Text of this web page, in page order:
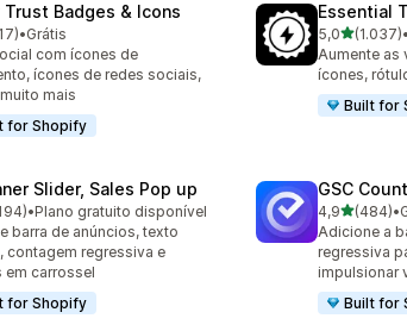
Trust Badges & Icons
estrelas
ao todo
•Grátis
com ícones de
ícones de redes sociais,
mais
for Shopify
Essential
5,0de 5(1.037)
1037 •
Aumente as
ícones,
Built for
Slider, Sales Pop up
estrelas
ao todo
•Plano gratuito disponível
barra de anúncios, texto
contagem regressiva e
em carrossel
for Shopify
GSC
4,9de 5(484)
484 •
Adicione a
regressiva
impulsionar
Built for